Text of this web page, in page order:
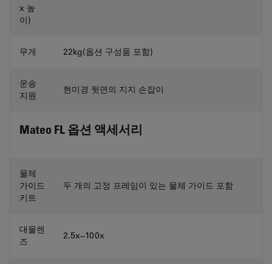
x 높
이)
무게 22kg(옵션 구성품 포함)
운송
지원
현미경 뒷면의 지지 손잡이
Mateo FL 옵션 액세서리
물체
가이드
키트
두 개의 고정 프레임이 있는 물체 가이드 포함
대물렌
즈
2.5x~100x